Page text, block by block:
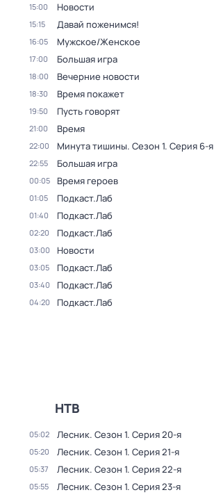
15:00 Новости
15:15 Давай поженимся!
16:05 Мужское/Женское
17:00 Большая игра
18:00 Вечерние новости
18:30 Время покажет
19:50 Пусть говорят
21:00 Время
22:00 Минута тишины. Сезон 1. Серия 6-я
22:55 Большая игра
00:05 Время героев
01:05 Подкаст.Лаб
01:40 Подкаст.Лаб
02:20 Подкаст.Лаб
03:00 Новости
03:05 Подкаст.Лаб
03:40 Подкаст.Лаб
04:20 Подкаст.Лаб
НТВ
05:02 Лесник. Сезон 1. Серия 20-я
05:20 Лесник. Сезон 1. Серия 21-я
05:37 Лесник. Сезон 1. Серия 22-я
05:55 Лесник. Сезон 1. Серия 23-я